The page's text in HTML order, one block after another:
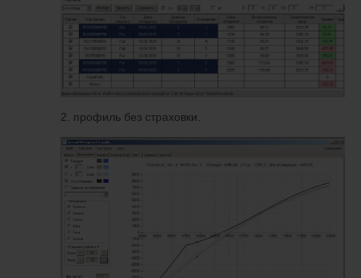
2. профиль без страховки.